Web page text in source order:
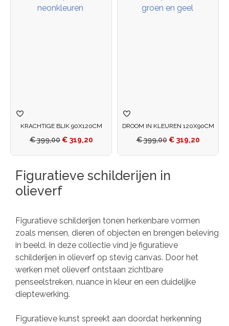
KRACHTIGE BLIK 90X120CM
€399,00 € 319,20
DROOM IN KLEUREN 120X90CM
€399,00 € 319,20
Figuratieve schilderijen in
olieverf
Figuratieve schilderijen tonen herkenbare vormen
zoals mensen, dieren of objecten en brengen beleving
in beeld. In deze collectie vind je figuratieve
schilderijen in olieverf op stevig canvas. Door het
werken met olieverf ontstaan zichtbare
penseelstreken, nuance in kleur en een duidelijke
dieptewerking.
Figuratieve kunst spreekt aan doordat herkenning